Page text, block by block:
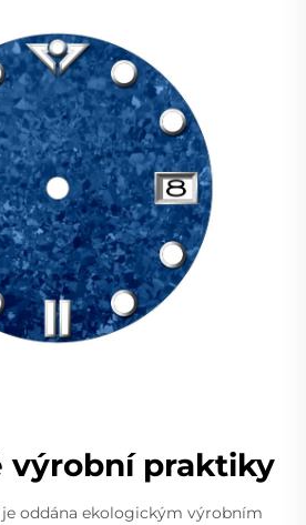
výrobní praktiky
oddána ekologickým výrobním